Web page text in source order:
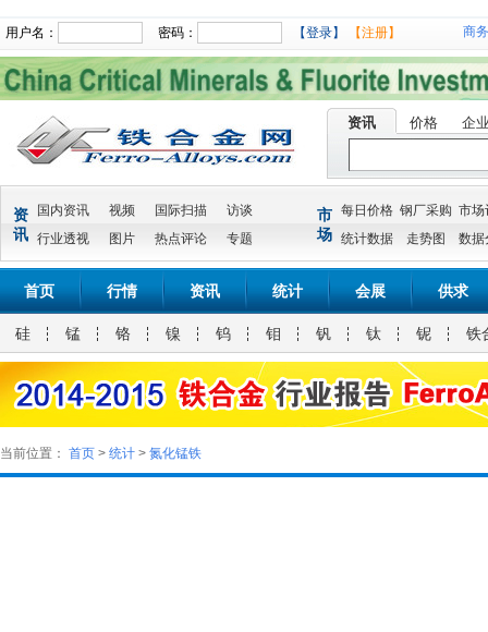
用户名： 密码： 【登录】 【注册】 商
资讯 价格 企
资
讯
国内资讯 视频 国际扫描
访谈
行业透视
图片 热点评论 专题
市
场
每日价格 钢厂采购 市场
统计数据
走势图 数据
首页 行情 资讯 统计 会展 供求
硅 锰 铬 镍 钨 钼 钒 钛 铌 铁
当前位置： 首页 > 统计 > 氮化锰铁